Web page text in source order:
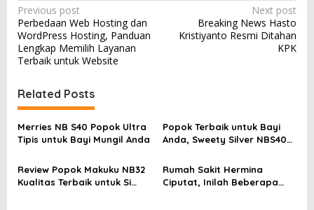
P
o
s
t
n
a
v
i
g
a
Previous post
Perbedaan Web Hosting dan
WordPress Hosting, Panduan
Lengkap Memilih Layanan
Terbaik untuk Website
Next post
Breaking News Hasto
Kristiyanto Resmi Ditahan
KPK
Related Posts
Merries NB S40 Popok Ultra
Tipis untuk Bayi Mungil Anda
Popok Terbaik untuk Bayi
Anda, Sweety Silver NBS40
Review Popok Makuku NB32
Kualitas Terbaik untuk Si
Rumah Sakit Hermina
Ciputat, Inilah Beberapa